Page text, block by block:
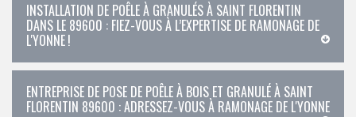
INSTALLATION DE POÊLE À GRANULÉS À SAINT FLORENTIN
DANS LE 89600 : FIEZ-VOUS À L’EXPERTISE DE RAMONAGE DE
L'YONNE !
ENTREPRISE DE POSE DE POÊLE À BOIS ET GRANULÉ À SAINT
FLORENTIN 89600 : ADRESSEZ-VOUS À RAMONAGE DE L'YONNE